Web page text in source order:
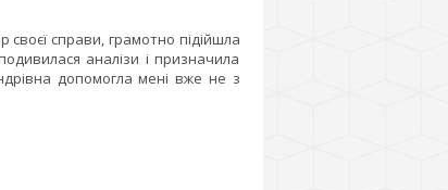
своєї справи, грамотно підійшла
аналізи і призначила
допомогла мені вже не з